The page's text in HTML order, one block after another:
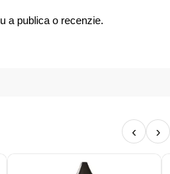
a publica o recenzie.
‹ ›